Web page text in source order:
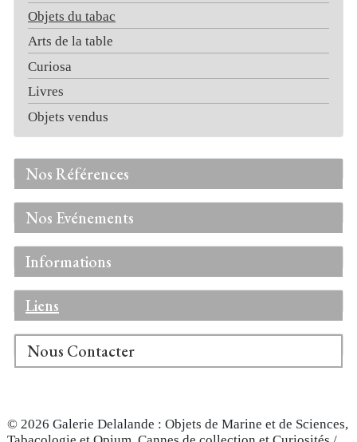
Objets du tabac
Arts de la table
Curiosa
Livres
Objets vendus
Nos Références
Nos Evénements
Informations
Liens
Nous Contacter
© 2026 Galerie Delalande : Objets de Marine et de Sciences,